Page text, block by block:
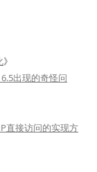
》
出现的奇怪问
直接访问的实现方